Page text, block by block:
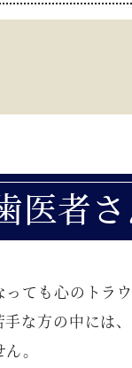
医者
ても心のトラ
な方の中には
。